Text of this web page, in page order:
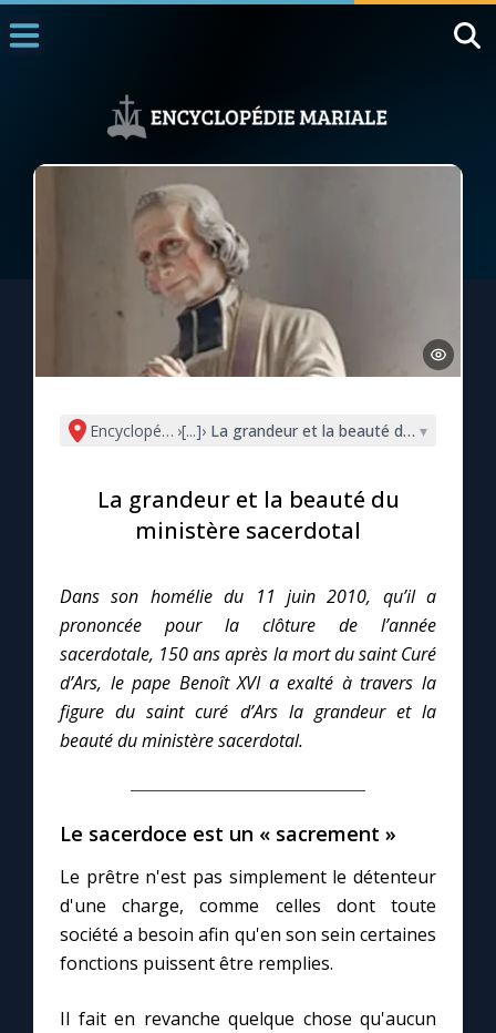
1000 Raisons de Croire
L'actualité de la semaine
La chaîne Youtube
La newsletter
La vidéo de la semaine
Le magazine
Le site internet
Questions-réponses
Prier au quotidien
Avec Thérèse de Lisieux
L'Évangile chaque jour
Encyclopédie mariale
›[...]› La grandeur et la beauté du ministère
▾
La grandeur et la beauté du
ministère sacerdotal
Dans son homélie du 11 juin 2010, qu’il a
prononcée pour la clôture de l’année
sacerdotale, 150 ans après la mort du saint Curé
d’Ars, le pape Benoît XVI a exalté à travers la
figure du saint curé d’Ars la grandeur et la
beauté du ministère sacerdotal.
Le sacerdoce est un « sacrement »
Le prêtre n'est pas simplement le détenteur
d'une charge, comme celles dont toute
société a besoin afin qu'en son sein certaines
fonctions puissent être remplies.
Il fait en revanche quelque chose qu'aucun